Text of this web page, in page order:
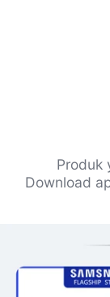
Produk
Download